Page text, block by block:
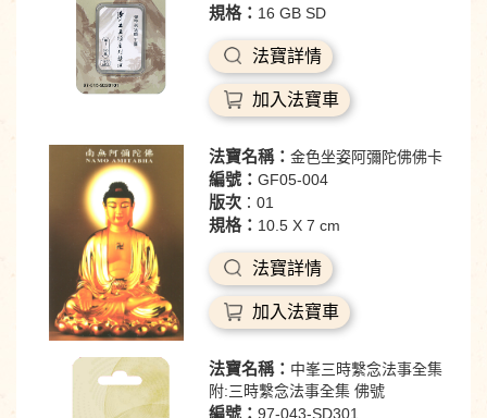
規格： 16 GB SD
法寶詳情
加入法寶車
法寶名稱： 金色坐姿阿彌陀佛佛卡
編號： GF05-004
版次：01
規格： 10.5 X 7 cm
法寶詳情
加入法寶車
法寶名稱： 中峯三時繫念法事全集
附:三時繫念法事全集 佛號
編號： 97-043-SD301